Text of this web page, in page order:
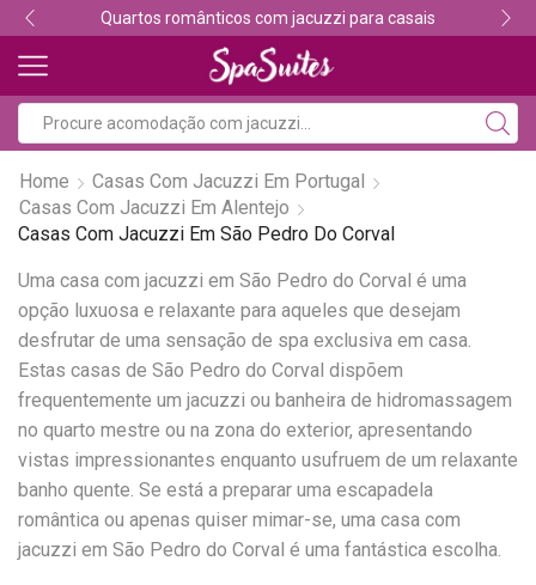
Quartos românticos com jacuzzi para casais
Home
Casas Com Jacuzzi Em Portugal
Casas Com Jacuzzi Em Alentejo
Casas Com Jacuzzi Em São Pedro Do Corval
Uma casa com jacuzzi em São Pedro do Corval é uma
opção luxuosa e relaxante para aqueles que desejam
desfrutar de uma sensação de spa exclusiva em casa.
Estas casas de São Pedro do Corval dispõem
frequentemente um jacuzzi ou banheira de hidromassagem
no quarto mestre ou na zona do exterior, apresentando
vistas impressionantes enquanto usufruem de um relaxante
banho quente. Se está a preparar uma escapadela
romântica ou apenas quiser mimar-se, uma casa com
jacuzzi em São Pedro do Corval é uma fantástica escolha.